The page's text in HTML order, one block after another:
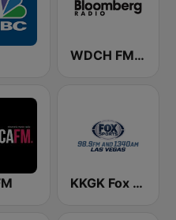
WDCH FM Bloomberg Radio 99.1
KKGK Fox Sports Radio 1340 AM